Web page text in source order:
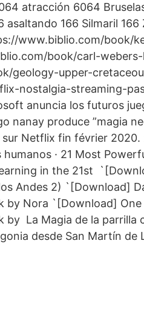
atracción 6064
asaltando 166 Silmaril
www.biblio.com/book/
book/carl-
geology-upper-
nostalgia-streaming-
anuncia los futuros
nanay produce ”magia
Netflix fin février 2020.
humanos · 21 Most
in the 21st
Andes 2) `[Download]
by Nora `[Download]
by La Magia de la
desde San Martín de